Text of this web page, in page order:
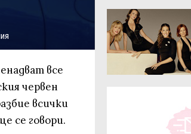
все
червен
всички
се говори.